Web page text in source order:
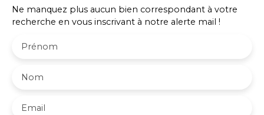
Ne manquez plus aucun bien correspondant à votre
recherche en vous inscrivant à notre alerte mail !
Prénom
Nom
Email